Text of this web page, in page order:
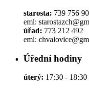
starosta: 739 756
eml:
úřad: 773 212 492
eml:
Úřední hodiny
úterý: 17:30 - 18:30